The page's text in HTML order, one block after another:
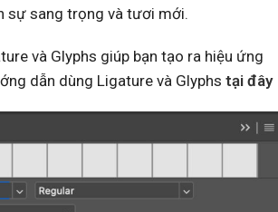
sự sang trọng và tươi mới.
và Glyphs giúp bạn tạo ra hiệu ứng
dẫn dùng Ligature và Glyphs tại đây